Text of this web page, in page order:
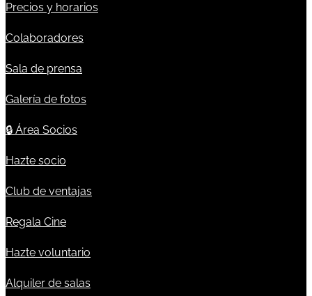
Precios y horarios
Colaboradores
Sala de prensa
Galería de fotos
🔒 Área Socios
Hazte socio
Club de ventajas
Regala Cine
Hazte voluntario
Alquiler de salas